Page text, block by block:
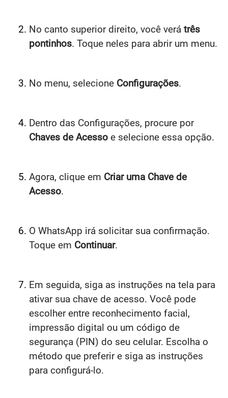
No canto superior direito, você verá três
pontinhos. Toque neles para abrir um menu.
No menu, selecione Configurações.
Dentro das Configurações, procure por
Chaves de Acesso e selecione essa opção.
Agora, clique em Criar uma Chave de
Acesso.
O WhatsApp irá solicitar sua confirmação.
Toque em Continuar.
Em seguida, siga as instruções na tela para
ativar sua chave de acesso. Você pode
escolher entre reconhecimento facial,
impressão digital ou um código de
segurança (PIN) do seu celular. Escolha o
método que preferir e siga as instruções
para configurá-lo.